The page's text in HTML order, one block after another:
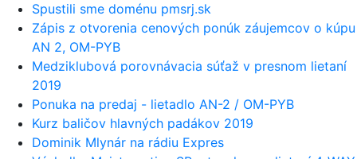
Spustili sme doménu pmsrj.sk
Zápis z otvorenia cenových ponúk záujemcov o kúpu
AN 2, OM-PYB
Medziklubová porovnávacia súťaž v presnom lietaní
2019
Ponuka na predaj - lietadlo AN-2 / OM-PYB
Kurz baličov hlavných padákov 2019
Dominik Mlynár na rádiu Expres